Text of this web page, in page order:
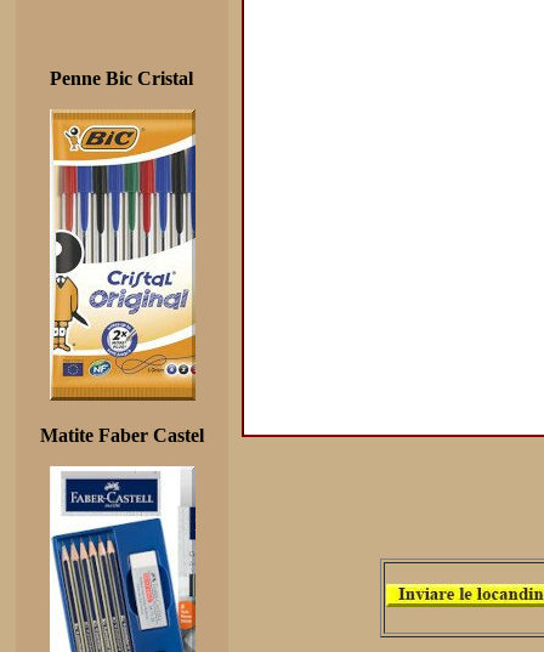
Penne Bic Cristal
Matite Faber Castel